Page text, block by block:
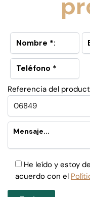
Referencia del
He leído y estoy
acuerdo con el